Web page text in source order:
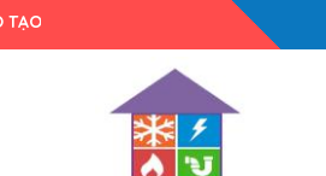
KẾ M.E.P.C